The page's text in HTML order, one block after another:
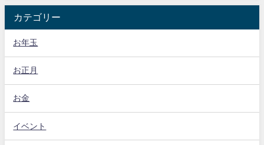
カテゴリー
お年玉
お正月
お金
イベント